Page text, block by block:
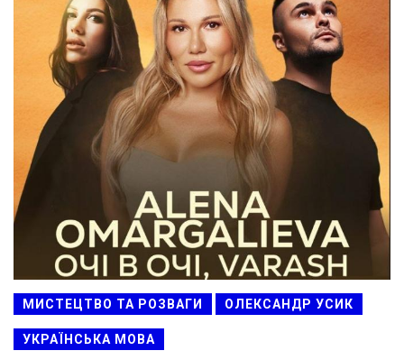
МИСТЕЦТВО ТА РОЗВАГИ ОЛЕКСАНДР УСИК
УКРАЇНСЬКА МОВА